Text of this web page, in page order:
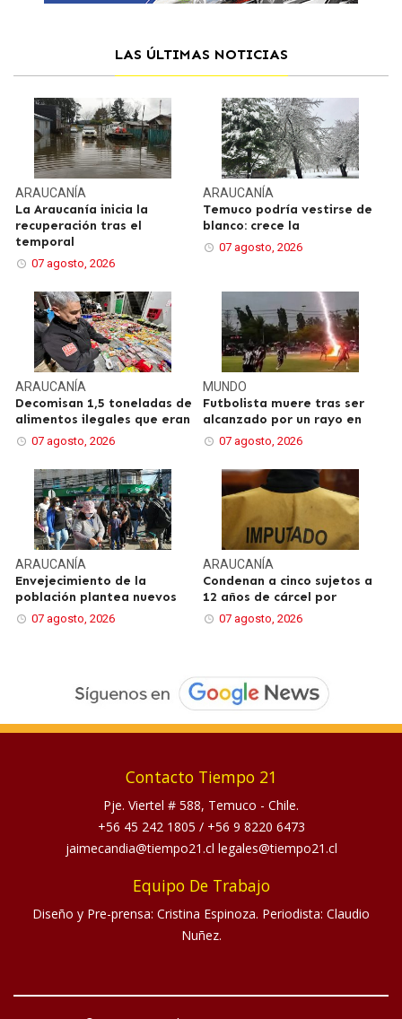
LAS ÚLTIMAS NOTICIAS
ARAUCANÍA
La Araucanía inicia la
recuperación tras el
temporal
07 agosto, 2026
ARAUCANÍA
Temuco podría vestirse de
blanco: crece la
07 agosto, 2026
ARAUCANÍA
Decomisan 1,5 toneladas de
alimentos ilegales que eran
07 agosto, 2026
MUNDO
Futbolista muere tras ser
alcanzado por un rayo en
07 agosto, 2026
ARAUCANÍA
Envejecimiento de la
población plantea nuevos
07 agosto, 2026
ARAUCANÍA
Condenan a cinco sujetos a
12 años de cárcel por
07 agosto, 2026
Contacto Tiempo 21
Pje. Viertel # 588, Temuco - Chile.
+56 45 242 1805 / +56 9 8220 6473
jaimecandia@tiempo21.cl legales@tiempo21.cl
Equipo De Trabajo
Diseño y Pre-prensa: Cristina Espinoza. Periodista: Claudio
Nuñez.